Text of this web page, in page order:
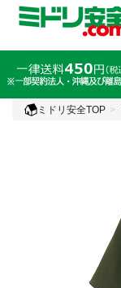
ミドリ安全TOP